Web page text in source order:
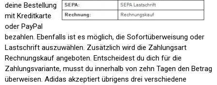
deine Bestellung
mit Kreditkarte
oder PayPal
bezahlen. Ebenfalls ist es möglich, die Sofortüberweisung oder
Lastschrift auszuwählen. Zusätzlich wird die Zahlungsart
Rechnungskauf angeboten. Entscheidest du dich für die
Zahlungsvariante, musst du innerhalb von zehn Tagen den Betrag
überweisen. Adidas akzeptiert übrigens drei verschiedene